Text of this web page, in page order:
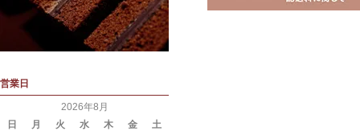
営業日
2026年8月
日
月 火 水 木 金
土